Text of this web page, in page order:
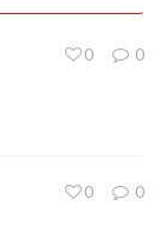
0
0
0
0